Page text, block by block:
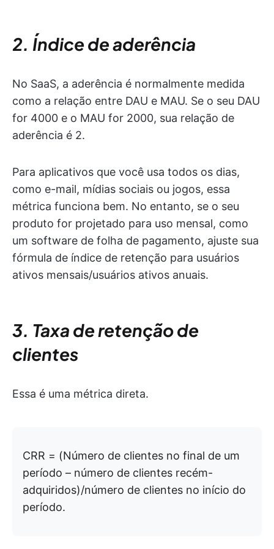
2. Índice de aderência
No SaaS, a aderência é normalmente medida
como a relação entre DAU e MAU. Se o seu DAU
for 4000 e o MAU for 2000, sua relação de
aderência é 2.
Para aplicativos que você usa todos os dias,
como e-mail, mídias sociais ou jogos, essa
métrica funciona bem. No entanto, se o seu
produto for projetado para uso mensal, como
um software de folha de pagamento, ajuste sua
fórmula de índice de retenção para usuários
ativos mensais/usuários ativos anuais.
3. Taxa de retenção de
clientes
Essa é uma métrica direta.
CRR = (Número de clientes no final de um
período – número de clientes recém-
adquiridos)/número de clientes no início do
período.